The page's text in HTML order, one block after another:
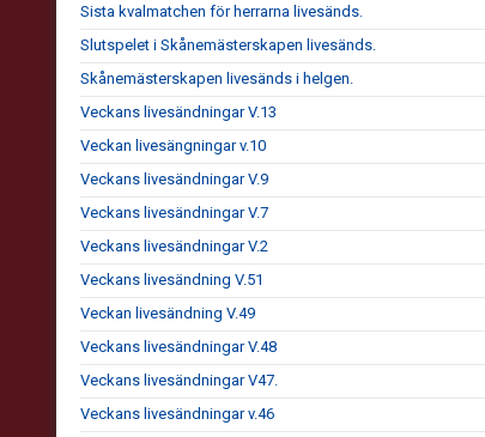
Sista kvalmatchen för herrarna livesänds.
Slutspelet i Skånemästerskapen livesänds.
Skånemästerskapen livesänds i helgen.
Veckans livesändningar V.13
Veckan livesängningar v.10
Veckans livesändningar V.9
Veckans livesändningar V.7
Veckans livesändningar V.2
Veckans livesändning V.51
Veckan livesändning V.49
Veckans livesändningar V.48
Veckans livesändningar V47.
Veckans livesändningar v.46